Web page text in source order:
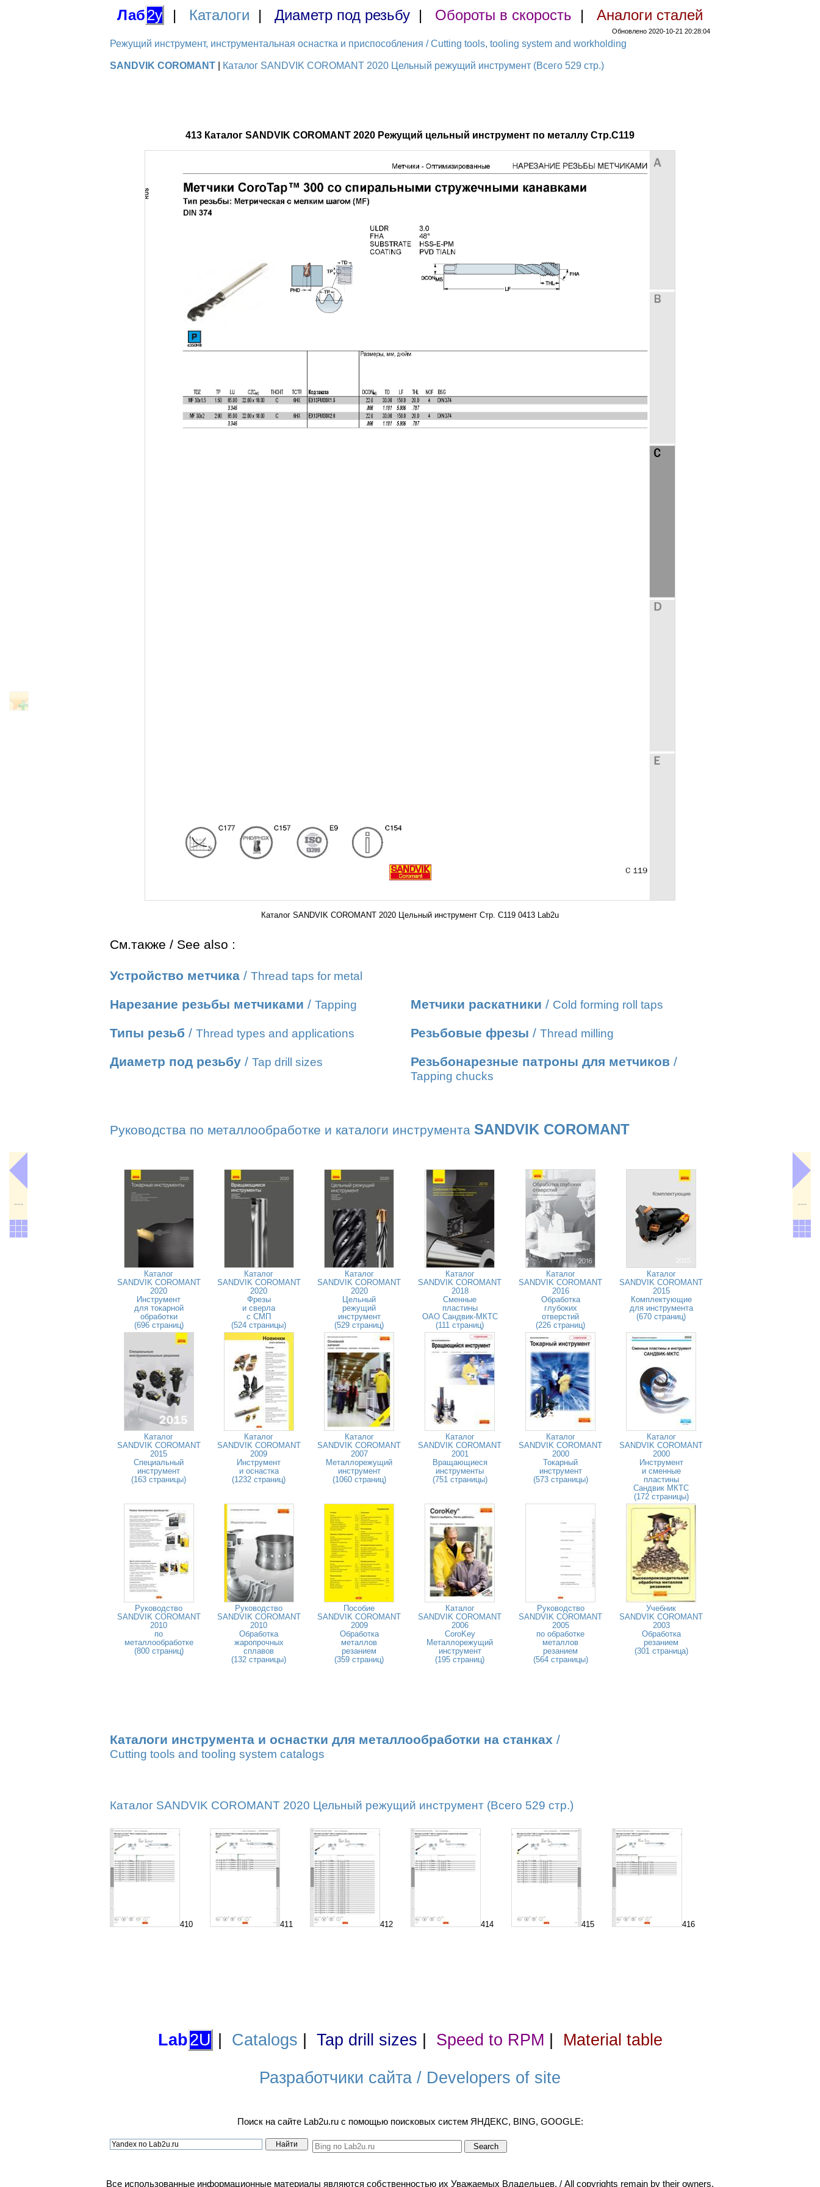
Лаб2у | Каталоги | Диаметр под резьбу | Обороты в скорость | Аналоги сталей
Обновлено 2020-10-21 20:28:04
Режущий инструмент, инструментальная оснастка и приспособления / Cutting tools, tooling system and workholding
SANDVIK COROMANT Каталог SANDVIK COROMANT 2020 Цельный режущий инструмент (Всего 529 стр.)
413 Каталог SANDVIK COROMANT 2020 Режущий цельный инструмент по металлу Стр.C119
Каталог SANDVIK COROMANT 2020 Цельный инструмент Стр. C119 0413 Lab2u
См.также / See also :
Устройство метчика / Thread taps for metal
Нарезание резьбы метчиками / Tapping Метчики раскатники / Cold forming roll taps
Типы резьб / Thread types and applications Резьбовые фрезы / Thread milling
Диаметр под резьбу / Tap drill sizes Резьбонарезные патроны для метчиков /
Tapping chucks
Руководства по металлообработке и каталоги инструмента SANDVIK COROMANT
Каталог
SANDVIK COROMANT
2020
Инструмент
для токарной
обработки
(696 страниц)
Каталог
SANDVIK COROMANT
2020
Фрезы
и сверла
с СМП
(524 страницы)
Каталог
SANDVIK COROMANT
2020
Цельный
режущий
инструмент
(529 страниц)
Каталог
SANDVIK COROMANT
2018
Сменные
пластины
ОАО Сандвик-МКТС
(111 страниц)
Каталог
SANDVIK COROMANT
2016
Обработка
глубоких
отверстий
(226 страниц)
Каталог
SANDVIK COROMANT
2015
Комплектующие
для инструмента
(670 страниц)
Каталог
SANDVIK COROMANT
2015
Специальный
инструмент
(163 страницы)
Каталог
SANDVIK COROMANT
2009
Инструмент
и оснастка
(1232 страниц)
Каталог
SANDVIK COROMANT
2007
Металлорежущий
инструмент
(1060 страниц)
Каталог
SANDVIK COROMANT
2001
Вращающиеся
инструменты
(751 страницы)
Каталог
SANDVIK COROMANT
2000
Токарный
инструмент
(573 страницы)
Каталог
SANDVIK COROMANT
2000
Инструмент
и сменные
пластины
Сандвик МКТС
(172 страницы)
Руководство
SANDVIK COROMANT
2010
по
металлообработке
(800 страниц)
Руководство
SANDVIK COROMANT
2010
Обработка
жаропрочных
сплавов
(132 страницы)
Пособие
SANDVIK COROMANT
2009
Обработка
металлов
резанием
(359 страниц)
Каталог
SANDVIK COROMANT
2006
CoroKey
Металлорежущий
инструмент
(195 страниц)
Руководство
SANDVIK COROMANT
2005
по обработке
металлов
резанием
(564 страницы)
Учебник
SANDVIK COROMANT
2003
Обработка
резанием
(301 страница)
Каталоги инструмента и оснастки для металлообработки на станках /
Cutting tools and tooling system catalogs
Каталог SANDVIK COROMANT 2020 Цельный режущий инструмент (Всего 529 стр.)
410 411 412 414 415 416
--- ---
Lab2U Catalogs Tap drill sizes Speed to RPM Material table
Разработчики сайта / Developers of site
Поиск на сайте Lab2u.ru с помощью поисковых систем ЯНДЕКС, BING, GOOGLE:
Все использованные информационные материалы являются собственностью их Уважаемых Владельцев. / All copyrights remain by their owners.